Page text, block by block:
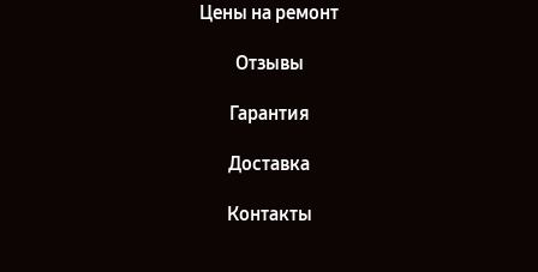
Цены на ремонт
Отзывы
Гарантия
Доставка
Контакты